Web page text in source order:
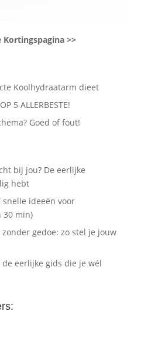
Kortingspagina >>
Koolhydraatarm dieet
5 ALLERBESTE!
Goed of fout!
bij jou? De eerlijke
hebt
snelle ideeën voor
30 min)
gedoe: zo stel je jouw
eerlijke gids die je wél